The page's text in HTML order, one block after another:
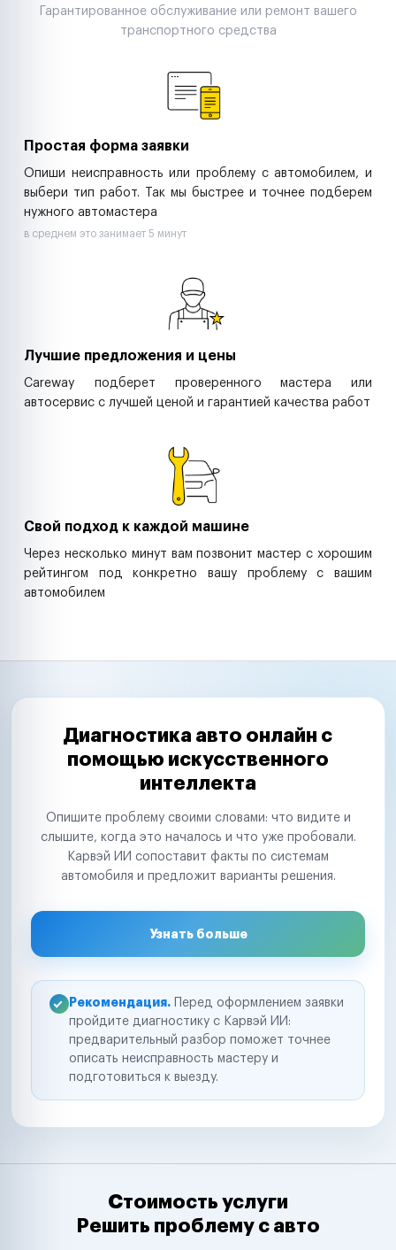
Строительные компании
Аренда спецтехники
Гарантированное обслуживание или ремонт вашего
транспортного средства
Простая форма заявки
Опиши неисправность или проблему с автомобилем, и
выбери тип работ. Так мы быстрее и точнее подберем
нужного автомастера
в среднем это занимает 5 минут
Лучшие предложения и цены
Careway подберет проверенного мастера или
автосервис с лучшей ценой и гарантией качества работ
Свой подход к каждой машине
Через несколько минут вам позвонит мастер с хорошим
рейтингом под конкретно вашу проблему с вашим
автомобилем
Диагностика авто онлайн с
помощью искусственного
интеллекта
Опишите проблему своими словами: что видите и
слышите, когда это началось и что уже пробовали.
Карвэй ИИ сопоставит факты по системам
автомобиля и предложит варианты решения.
Узнать больше
Рекомендация. Перед оформлением заявки
пройдите диагностику с Карвэй ИИ:
предварительный разбор поможет точнее
описать неисправность мастеру и
подготовиться к выезду.
Стоимость услуги
Решить проблему с авто